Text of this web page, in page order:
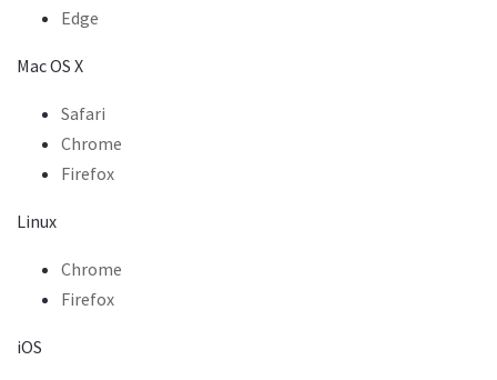
Edge
Mac OS X
Safari
Chrome
Firefox
Linux
Chrome
Firefox
iOS